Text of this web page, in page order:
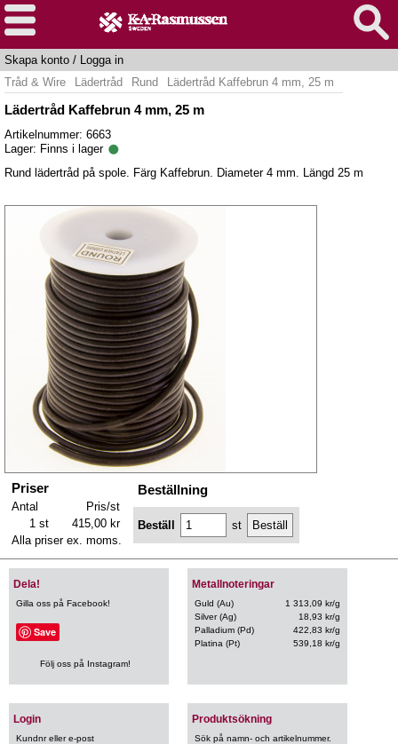
Skapa konto / Logga in
Tråd & Wire
Lädertråd Rund Lädertråd Kaffebrun 4 mm, 25 m
Lädertråd Kaffebrun 4 mm, 25 m
Artikelnummer: 6663
Lager: Finns i lager
Rund lädertråd på spole. Färg Kaffebrun. Diameter 4 mm. Längd 25 m
Priser
Antal
Pris/st
1 st
415,00 kr
Alla priser ex. moms.
Beställning
Beställ st
Metallnoteringar
Guld (Au)
1 313,09 kr/g
Silver (Ag)
18,93 kr/g
Palladium (Pd)
422,83 kr/g
Platina (Pt)
539,18 kr/g
Login
Kundnr eller e-post
Produktsökning
Sök på namn- och artikelnummer.
Dela!
Gilla oss på Facebook!
Save
Följ oss på Instagram!